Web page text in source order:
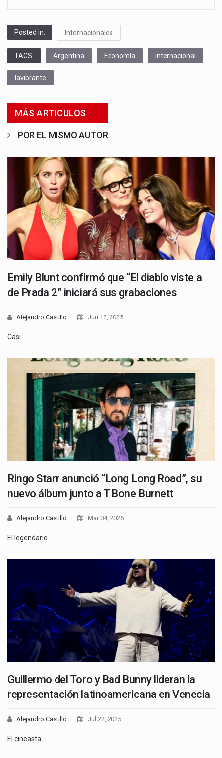
Posted in: Internacionales
TAGS: Argentina Economía internacional
lavibrante
MÁS ARTICULOS
POR EL MISMO AUTOR
Emily Blunt confirmó que “El diablo viste a
de Prada 2” iniciará sus grabaciones
Alejandro Castillo Jun 12, 2025
Casi…
Ringo Starr anunció “Long Long Road”, su
nuevo álbum junto a T Bone Burnett
Alejandro Castillo Mar 04, 2026
El legendario…
Guillermo del Toro y Bad Bunny lideran la
representación latinoamericana en Venecia
Alejandro Castillo Jul 22, 2025
El cineasta…